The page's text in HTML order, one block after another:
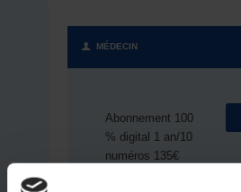
MÉDECIN
Abonnement 100
% digital 1 an/10
numéros 135€